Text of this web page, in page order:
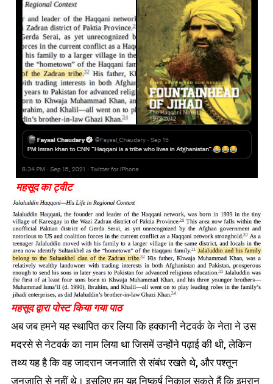
महसूद का ट्वीट
महसूद द्वारा पोस्ट किया गया पाठ
अब जब हमने यह स्थापित कर लिया कि हक्कानी नेटवर्क के नेता ने उस
मदरसे से नेटवर्क का नाम लिया था जिसमें उन्होंने पढ़ाई की थी, लेकिन
तथ्य यह है कि वह जादरान जनजाति से संबंध रखते थे, और पश्तून
जनजाति से नहीं थे। इसलिए हम यह निष्कर्ष निकाल सकते हैं कि इमरान